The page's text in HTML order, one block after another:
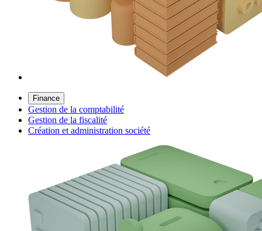
Finance
Gestion de la comptabilité
Gestion de la fiscalité
Création et administration société